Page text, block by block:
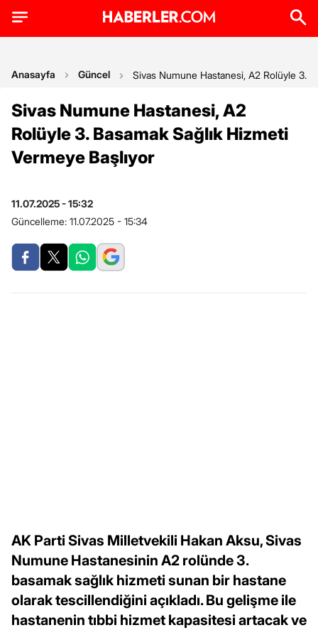
Anasayfa Güncel Sivas Numune Hastanesi, A2 Rolüyle 3.
Sivas Numune Hastanesi, A2
Rolüyle 3. Basamak Sağlık Hizmeti
Vermeye Başlıyor
11.07.2025 - 15:32
Güncelleme: 11.07.2025 - 15:34
AK Parti Sivas Milletvekili Hakan Aksu, Sivas
Numune Hastanesinin A2 rolünde 3.
basamak sağlık hizmeti sunan bir hastane
olarak tescillendiğini açıkladı. Bu gelişme ile
hastanenin tıbbi hizmet kapasitesi artacak ve